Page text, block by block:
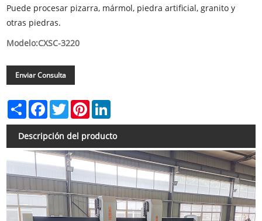
Puede procesar pizarra, mármol, piedra artificial, granito y
otras piedras.
Modelo:CXSC-3220
Enviar Consulta
Share FacebookTwitterPinterest
Descripción del producto